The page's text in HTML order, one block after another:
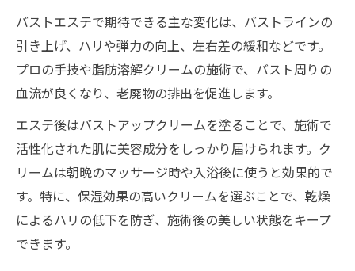
バストエステで期待できる主な変化は、バストラインの
引き上げ、ハリや弾力の向上、左右差の緩和などです。
プロの手技や脂肪溶解クリームの施術で、バスト周りの
血流が良くなり、老廃物の排出を促進します。
エステ後はバストアップクリームを塗ることで、施術で
活性化された肌に美容成分をしっかり届けられます。ク
リームは朝晩のマッサージ時や入浴後に使うと効果的で
す。特に、保湿効果の高いクリームを選ぶことで、乾燥
によるハリの低下を防ぎ、施術後の美しい状態をキープ
できます。